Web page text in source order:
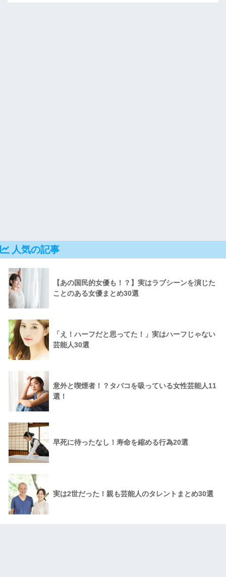
人気の記事
【あの国民的女優も！？】実はラブシーンを演じた
ことのある女優まとめ30選
「え！ハーフだと思ってた！」実はハーフじゃない
芸能人30選
意外と喫煙者！？タバコを吸っている女性芸能人11
選！
早死に待ったなし！寿命を縮める行為20選
実は2世だった！親も芸能人のタレントまとめ30選